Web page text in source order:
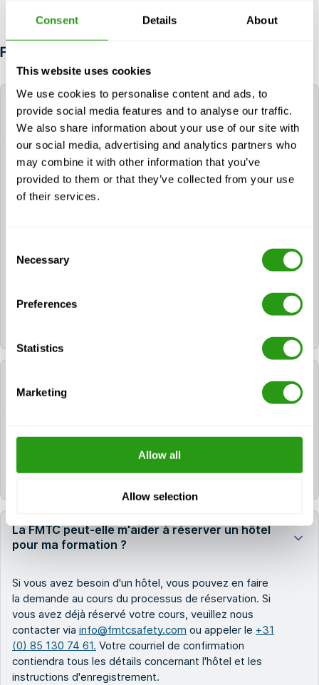
Consent Details About
This website uses cookies
We use cookies to personalise content and ads, to
provide social media features and to analyse our traffic.
We also share information about your use of our site with
our social media, advertising and analytics partners who
may combine it with other information that you’ve
provided to them or that they’ve collected from your use
of their services.
Selection
Necessary
Preferences
Statistics
Marketing
Allow all
Allow selection
FAQ
Quel est le délai pour participer à un cours de
recyclage GWO ?
Pour Pour maintenir la date de certification initiale,
un certificat ou un dossier de formation peut être
renouvelé jusqu'à deux mois avant son expiration. Il
est toujours possible de participer à un cours de
participer qu'à un recyclage dans le module de
certificat actuel ou des dossiers de formation. La
Puis-je participer à un cours de recyclage GWO
si mon certificat a expiré ?
certificat valide, vous n'êtes pas autorisé à participer
La FMTC peut-elle m'aider à réserver un hôtel
pour ma formation ?
Si vous avez besoin d'un hôtel, vous pouvez en faire
la demande au cours du processus de réservation. Si
vous avez déjà réservé votre cours, veuillez nous
contacter via info@fmtcsafety.com ou appeler le +31
(0) 85 130 74 61. Votre courriel de confirmation
contiendra tous les détails concernant l'hôtel et les
instructions d'enregistrement.